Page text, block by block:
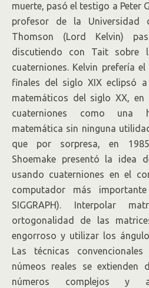
muerte, pasó el testigo a Peter
profesor de la Universidad
Thomson (Lord Kelvin)
discutiendo con Tait
cuaterniones. Kelvin prefería
finales del siglo XIX eclipsó
matemáticos del siglo XX, en
cuaterniones como una
matemática sin ninguna
que por sorpresa, en
Shoemake presentó la idea
usando cuaterniones en el
computador más
SIGGRAPH). Interpolar
ortogonalidad de las
engorroso y utilizar los
Las técnicas
númeos reales se
números complejos y